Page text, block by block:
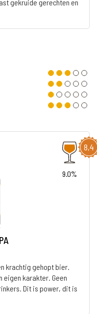
gekruide gerechten en
8,4
9.0%
krachtig gehopt bier.
karakter. Geen
Dit is power, dit is